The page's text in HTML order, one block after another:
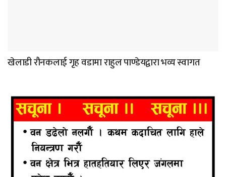
खेलाडी रौनकलाई गृह वडामा राहुल पाण्डेयद्वारा भव्य स्वागत